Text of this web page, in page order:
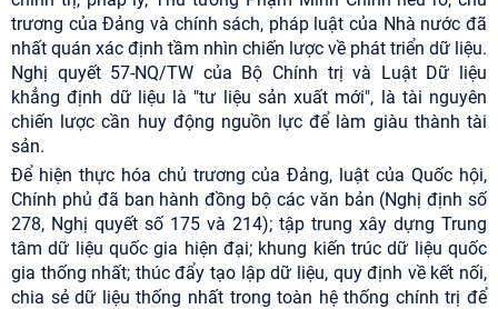
trương của Đảng và chính sách, pháp luật của Nhà nước đã
nhất quán xác định tầm nhìn chiến lược về phát triển dữ liệu.
Nghị quyết 57-NQ/TW của Bộ Chính trị và Luật Dữ liệu
khẳng định dữ liệu là "tư liệu sản xuất mới", là tài nguyên
chiến lược cần huy động nguồn lực để làm giàu thành tài
sản.
Để hiện thực hóa chủ trương của Đảng, luật của Quốc hội,
Chính phủ đã ban hành đồng bộ các văn bản (Nghị định số
278, Nghị quyết số 175 và 214); tập trung xây dựng Trung
tâm dữ liệu quốc gia hiện đại; khung kiến trúc dữ liệu quốc
gia thống nhất; thúc đẩy tạo lập dữ liệu, quy định về kết nối,
chia sẻ dữ liệu thống nhất trong toàn hệ thống chính trị để